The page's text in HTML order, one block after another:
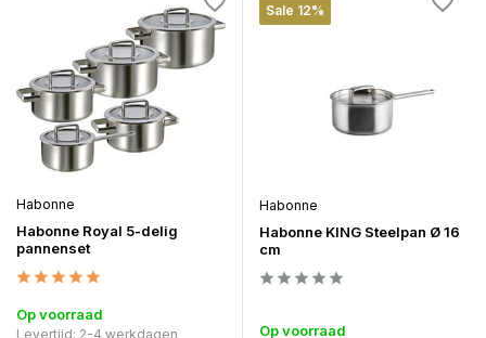
Habonne
Habonne Royal 5-delig
pannenset
Op voorraad
Levertijd: 2-4 werkdagen
Sale 12%
Habonne
Habonne KING Steelpan Ø 16
cm
Op voorraad